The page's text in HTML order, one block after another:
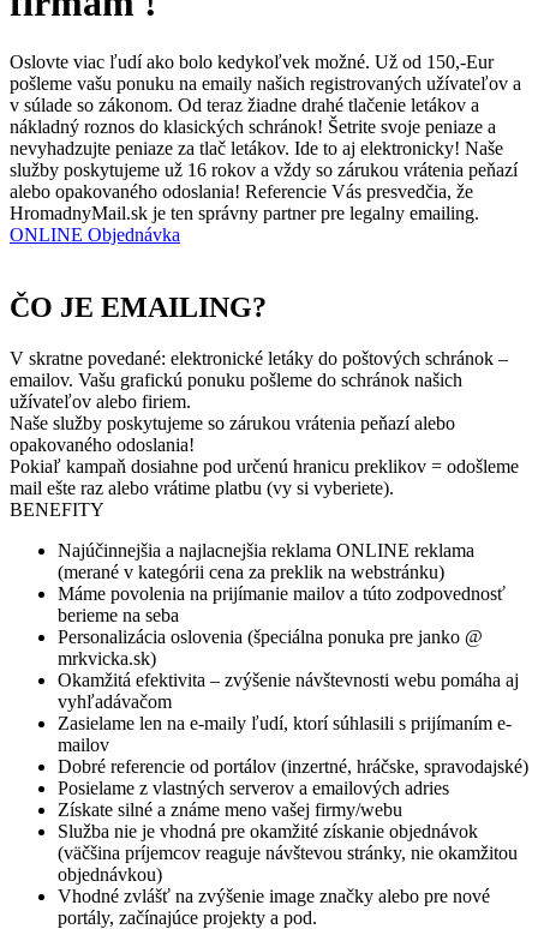
Oslovte viac ľudí ako bolo kedykoľvek možné. Už od 150,-Eur
pošleme vašu ponuku na emaily našich registrovaných užívateľov a
v súlade so zákonom. Od teraz žiadne drahé tlačenie letákov a
nákladný roznos do klasických schránok! Šetrite svoje peniaze a
nevyhadzujte peniaze za tlač letákov. Ide to aj elektronicky! Naše
služby poskytujeme už 16 rokov a vždy so zárukou vrátenia peňazí
alebo opakovaného odoslania! Referencie Vás presvedčia, že
HromadnyMail.sk je ten správny partner pre legalny emailing.
ONLINE Objednávka
ČO JE EMAILING?
V skratne povedané: elektronické letáky do poštových schránok –
emailov. Vašu grafickú ponuku pošleme do schránok našich
užívateľov alebo firiem.
Naše služby poskytujeme so zárukou vrátenia peňazí alebo
opakovaného odoslania!
Pokiaľ kampaň dosiahne pod určenú hranicu preklikov = odošleme
mail ešte raz alebo vrátime platbu (vy si vyberiete).
BENEFITY
Najúčinnejšia a najlacnejšia reklama ONLINE reklama
(merané v kategórii cena za preklik na webstránku)
Máme povolenia na prijímanie mailov a túto zodpovednosť
berieme na seba
Personalizácia oslovenia (špeciálna ponuka pre janko @
mrkvicka.sk)
Okamžitá efektivita – zvýšenie návštevnosti webu pomáha aj
vyhľadávačom
Zasielame len na e-maily ľudí, ktorí súhlasili s prijímaním e-
mailov
Dobré referencie od portálov (inzertné, hráčske, spravodajské)
Posielame z vlastných serverov a emailových adries
Získate silné a známe meno vašej firmy/webu
Služba nie je vhodná pre okamžité získanie objednávok
(väčšina príjemcov reaguje návštevou stránky, nie okamžitou
objednávkou)
Vhodné zvlášť na zvýšenie image značky alebo pre nové
portály, začínajúce projekty a pod.